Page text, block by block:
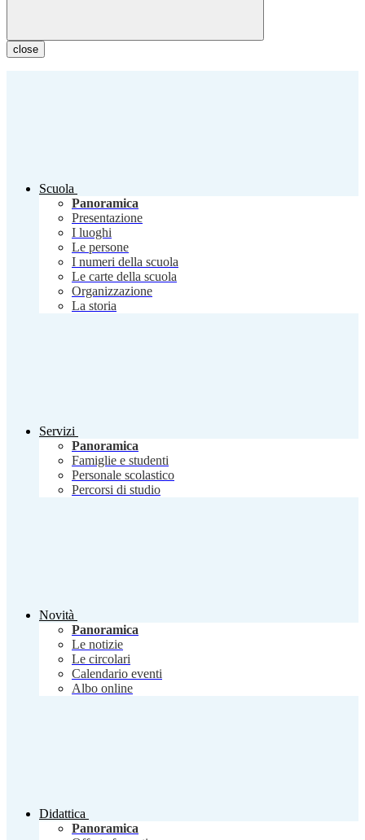
close
Scuola
Panoramica
Presentazione
I luoghi
Le persone
I numeri della scuola
Le carte della scuola
Organizzazione
La storia
Servizi
Panoramica
Famiglie e studenti
Personale scolastico
Percorsi di studio
Novità
Panoramica
Le notizie
Le circolari
Calendario eventi
Albo online
Didattica
Panoramica